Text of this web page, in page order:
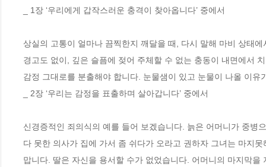
_ 1장 ‘우리에게 갑작스러운 충격이 찾아옵니다’ 중에서
상실의 고통이 얼마나 끔찍한지 깨달을 때, 다시 말해 마비 상태
경고도 없이, 깊은 슬픔에 젖어 주체할 수 없는 충동이 내면에서
감정 그대로를 분출해야 합니다. 눈물샘이 있고 눈물이 나올 이유
_ 2장 ‘우리는 감정을 표출하며 살아갑니다’ 중에서
신경증적인 죄의식의 예를 들어 보겠습니다. 늙은 어머니가 중병
다 못한 의사가 집에 가서 좀 쉬다가 오라고 권하자 그녀는 마지
맙니다. 딸은 자신을 용서할 수가 없었습니다. 어머니의 마지막